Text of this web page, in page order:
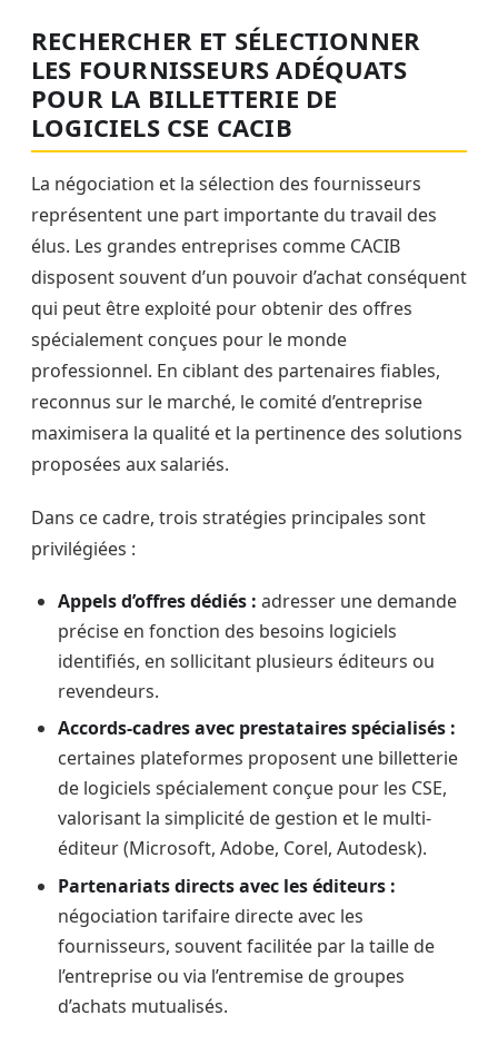
RECHERCHER ET SÉLECTIONNER
LES FOURNISSEURS ADÉQUATS
POUR LA BILLETTERIE DE
LOGICIELS CSE CACIB
La négociation et la sélection des fournisseurs
représentent une part importante du travail des
élus. Les grandes entreprises comme CACIB
disposent souvent d’un pouvoir d’achat conséquent
qui peut être exploité pour obtenir des offres
spécialement conçues pour le monde
professionnel. En ciblant des partenaires fiables,
reconnus sur le marché, le comité d’entreprise
maximisera la qualité et la pertinence des solutions
proposées aux salariés.
Dans ce cadre, trois stratégies principales sont
privilégiées :
Appels d’offres dédiés : adresser une demande
précise en fonction des besoins logiciels
identifiés, en sollicitant plusieurs éditeurs ou
revendeurs.
Accords-cadres avec prestataires spécialisés :
certaines plateformes proposent une billetterie
de logiciels spécialement conçue pour les CSE,
valorisant la simplicité de gestion et le multi-
éditeur (Microsoft, Adobe, Corel, Autodesk).
Partenariats directs avec les éditeurs :
négociation tarifaire directe avec les
fournisseurs, souvent facilitée par la taille de
l’entreprise ou via l’entremise de groupes
d’achats mutualisés.